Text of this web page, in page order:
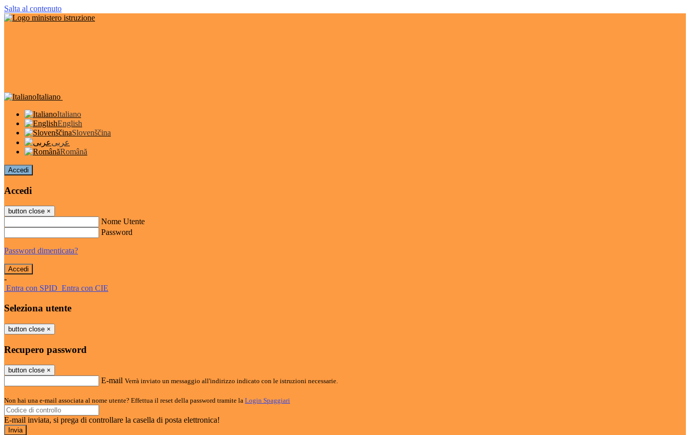
Salta al contenuto
Italiano
Italiano
English
Slovenščina
عربى
Română
Accedi
Accedi
button close ×
Nome Utente
Password
Password dimenticata?
-
Entra con SPID Entra con CIE
Seleziona utente
button close ×
Recupero password
button close ×
E-mail Verrà inviato un messaggio all'indirizzo indicato con le istruzioni necessarie.
Non hai una e-mail associata al nome utente? Effettua il reset della password tramite la Login Spaggiari
E-mail inviata, si prega di controllare la casella di posta elettronica!